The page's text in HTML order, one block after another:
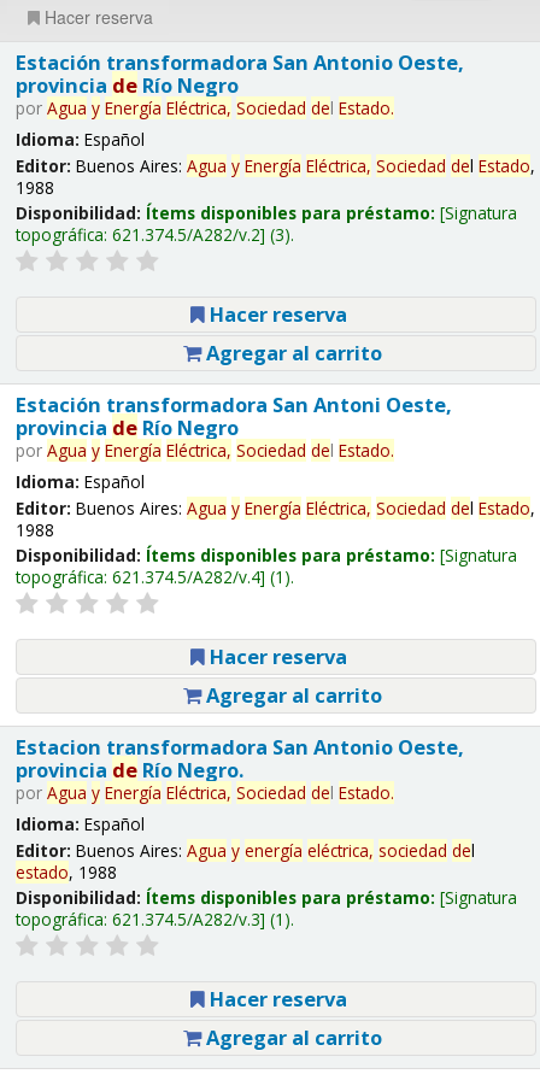
Hacer reserva
Estación transformadora San Antonio Oeste,
provincia deRío Negro
por Agua y Energía Eléctrica, Sociedad del Estado.
Idioma: Español
Editor: Buenos Aires: Agua y Energía Eléctrica, Sociedad del Estado,
1988
Disponibilidad: Ítems disponibles para préstamo: Signatura
topográfica: 621.374.5/A282/v.2 (3).
Hacer reserva
Agregar al carrito
Estación transformadora San Antoni Oeste,
provincia deRío Negro
por Agua y Energía Eléctrica, Sociedad del Estado.
Idioma: Español
Editor: Buenos Aires: Agua y Energía Eléctrica, Sociedad del Estado,
1988
Disponibilidad: Ítems disponibles para préstamo: Signatura
topográfica: 621.374.5/A282/v.4 (1).
Hacer reserva
Agregar al carrito
Estacion transformadora San Antonio Oeste,
provincia deRío Negro.
por Agua y Energía Eléctrica, Sociedad del Estado.
Idioma: Español
Editor: Buenos Aires: Agua y energía eléctrica, sociedad del
estado, 1988
Disponibilidad: Ítems disponibles para préstamo: Signatura
topográfica: 621.374.5/A282/v.3 (1).
Hacer reserva
Agregar al carrito